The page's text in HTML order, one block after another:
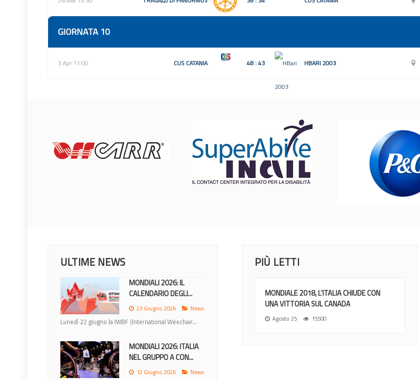
GIORNATA 10
3 Apr 11:00 CUS CATANIA 48 : 43 HBARI 2003
ULTIME NEWS
MONDIALI 2026: IL
CALENDARIO DEGLI...
23 Giugno 2026 News
Lunedì 22 giugno la IWBF (International Weechair...
MONDIALI 2026: ITALIA
NEL GRUPPO A CON...
12 Giugno 2026 News
PIÙ LETTI
MONDIALE 2018, L’ITALIA CHIUDE CON
UNA VITTORIA SUL CANADA
Agosto 25 15500